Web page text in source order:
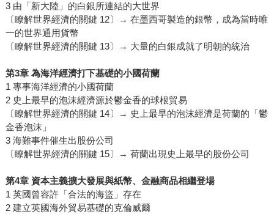
3 由「新大陸」的白銀所連結的大世界
〔瞭解世界經濟的關鍵 12〕→ 在墨西哥製造的銀幣，成為當時唯
一的世界通用貨幣
〔瞭解世界經濟的關鍵 13〕→ 大量的白銀成就了明朝的統治
第3章 為海洋經濟打下基礎的小國荷蘭
1 專事海洋經濟的小國荷蘭
2 史上最早的泡沫經濟源於鬱金香的球根貿易
〔瞭解世界經濟的關鍵 14〕→ 史上最早的泡沫經濟是荷蘭的「鬱
金香泡沫」
3 海難事件催生出股份公司
〔瞭解世界經濟的關鍵 15〕→ 荷蘭出現史上最早的股份公司
第4章 資本主義擴大發展與紙幣、金融商品相繼登場
1 英國曾容許「合法的海盜」存在
2 建立英國海外貿易基礎的克倫威爾